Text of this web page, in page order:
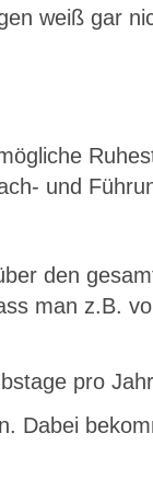
weiß gar
und
den
man z.B.
pro Jahr
Dabei